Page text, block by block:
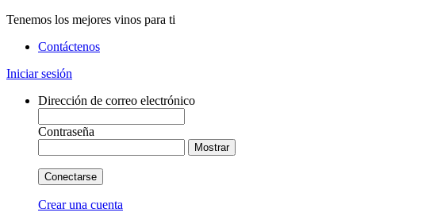
Tenemos los mejores vinos para ti
Contáctenos
Iniciar sesión
Dirección de correo electrónico
Contraseña
Mostrar
Conectarse
Crear una cuenta